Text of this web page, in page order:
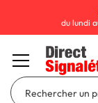
du lundi